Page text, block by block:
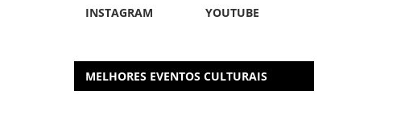
INSTAGRAM
YOUTUBE
MELHORES EVENTOS CULTURAIS